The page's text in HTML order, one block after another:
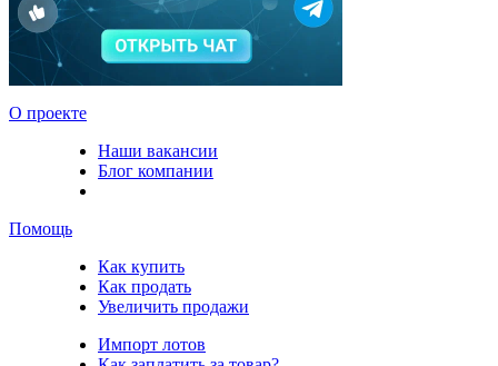
О проекте
Наши вакансии
Блог компании
Помощь
Как купить
Как продать
Увеличить продажи
Импорт лотов